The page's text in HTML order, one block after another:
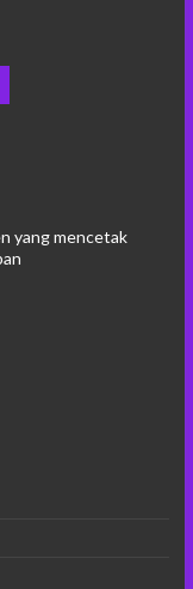
yang mencetak